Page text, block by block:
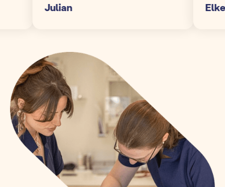
Julian Elke S.